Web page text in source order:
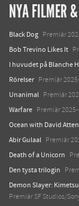
NYA FILMER
Black Dog Premiär
Bob Trevino Likes It
I huvudet på Blanche
Rörelser Premiär
Unanimal Premiär
Warfare Premiär
Ocean with David
Abir Gulaal Premiär
Death of a Unicorn
Den tysta trilogin
Demon Slayer:
Premiär SF Studios/